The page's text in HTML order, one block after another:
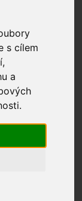
s cílem
a